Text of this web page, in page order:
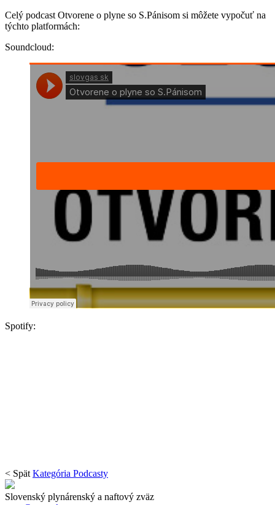
Celý podcast Otvorene o plyne so S.Pánisom si môžete vypočuť na
týchto platformách:
Soundcloud:
Spotify:
< Spät Kategória Podcasty
Slovenský plynárenský a naftový zväz